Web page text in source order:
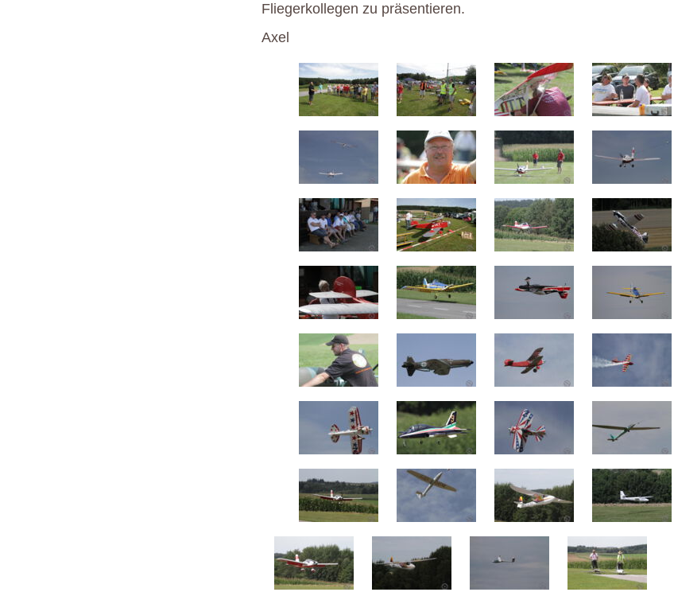
Fliegerkollegen zu präsentieren.
Axel